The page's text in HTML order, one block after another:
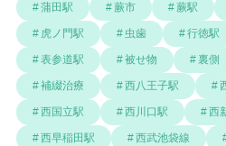
蒲田駅 蕨市 蕨駅
虎ノ門駅 虫歯 行徳駅
表参道駅 被せ物 裏側
補綴治療 西八王子駅
西国立駅 西川口駅 西
西早稲田駅 西武池袋線